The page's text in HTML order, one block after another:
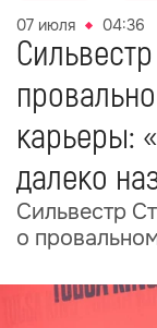
07 июля 04:36
карьеры:
далеко
Сильвестр
о